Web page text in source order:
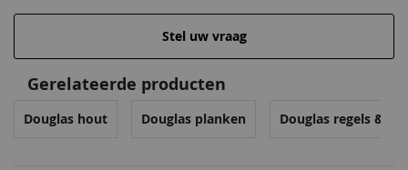
Stel uw vraag
Gerelateerde producten
Douglas hout Douglas planken Douglas regels &